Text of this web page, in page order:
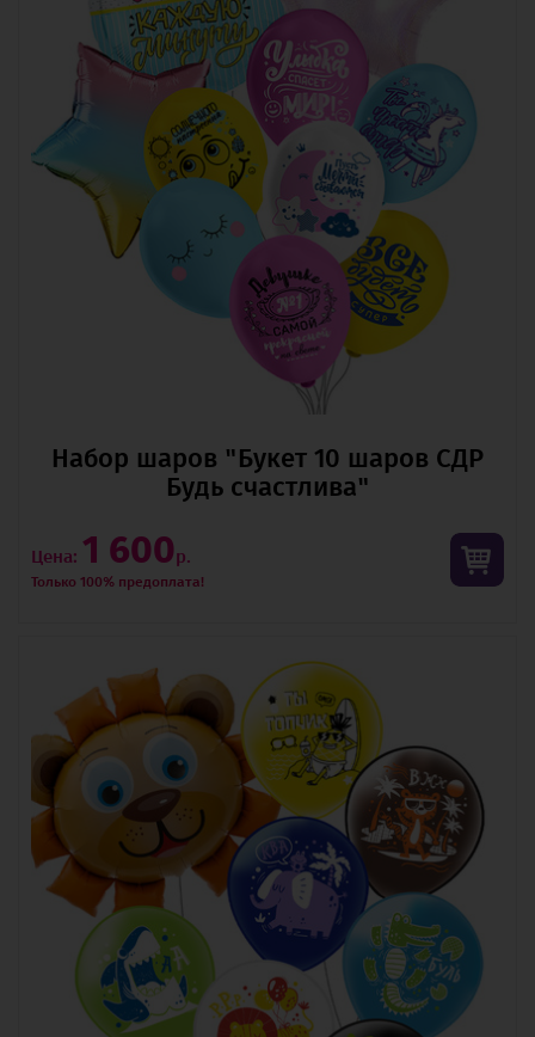
Набор шаров "Букет 10 шаров СДР
Будь счастлива"
Цена: 1 600р.
Только 100% предоплата!